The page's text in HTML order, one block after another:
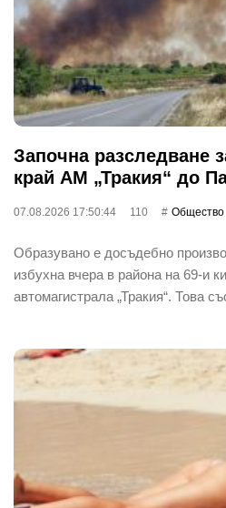
Започна разследване
край АМ „Тракия“ до
07.08.2026 17:50:44 110 Общество
Образувано е досъдебно
избухна вчера в района на 69-и
автомагистрала „Тракия“. Това